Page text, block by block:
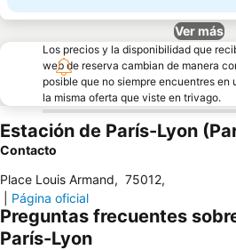
Ver más
Los precios y la disponibilidad que
web de reserva cambian de manera
posible que no siempre encuentres en
la misma oferta que viste en trivago.
Estación de París-Lyon
Contacto
Place Louis Armand, 75012,
Página oficial
Preguntas frecuentes
París-Lyon